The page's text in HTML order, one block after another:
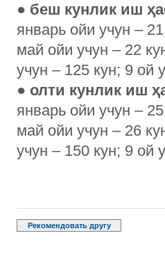
● беш кунлик иш
январь ойи учун –
май ойи учун – 22
учун – 125 кун; 9 ой
● олти кунлик иш
январь ойи учун –
май ойи учун – 26
учун – 150 кун; 9 ой
Рекомендовать другу